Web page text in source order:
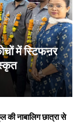
में स्टिफऩर
नाबालिग छात्रा से